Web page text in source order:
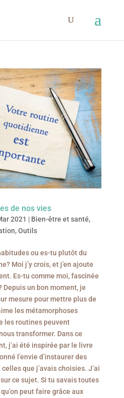
de nos vies
2021 | Bien-être et santé,
,Outils
ou es-tu plutôt du
Moi j’y crois, et j’en ajoute
Es-tu comme moi, fascinée
un bon moment, je
mesure pour mettre plus de
les métamorphoses
les routines peuvent
transformer. Dans ce
j’ai été inspirée par le livre
l’envie d’instaurer des
que j’avais choisies. J’ai
ce sujet. Si tu savais toutes
peut faire grâce aux